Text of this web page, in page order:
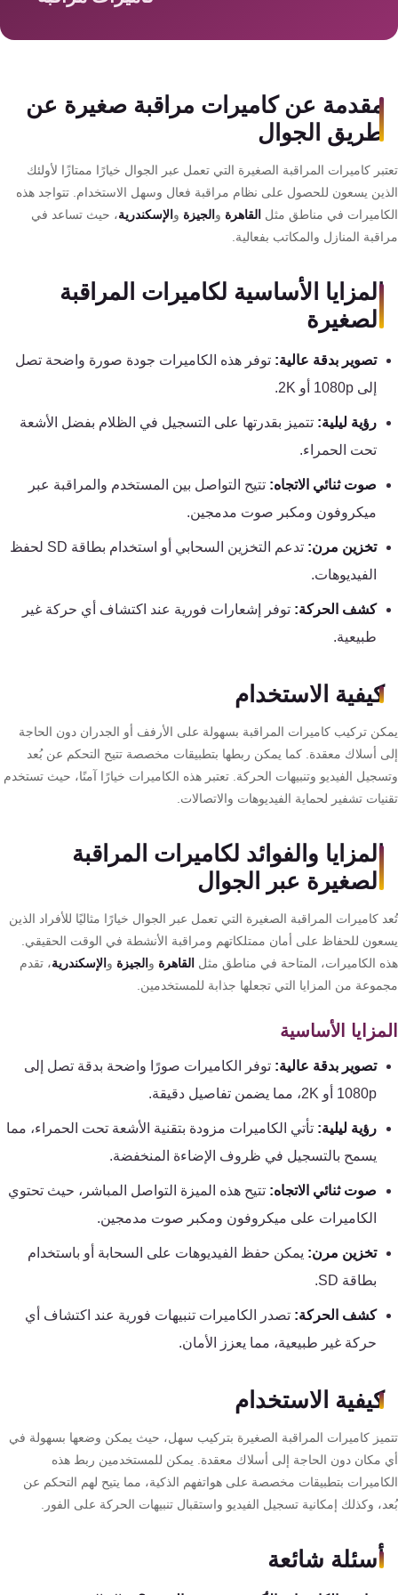
مقدمة عن كاميرات مراقبة صغيرة عن
طريق الجوال
كاميرات المراقبة الصغيرة التي تعمل عبر الجوال خيارًا ممتازًا لأولئك
يسعون للحصول على نظام مراقبة فعال وسهل الاستخدام. تتواجد هذه
في مناطق مثلالقاهرةو الجيزةو الإسكندرية ، حيث تساعد في
المنازل والمكاتب بفعالية.
المزايا الأساسية لكاميرات المراقبة
الصغيرة
تصوير بدقة عالية:توفر هذه الكاميرات جودة صورة واضحة تصل
إلى 1080p أو 2K.
رؤية ليلية:تتميز بقدرتها على التسجيل في الظلام بفضل الأشعة
تحت الحمراء.
صوت ثنائي الاتجاه:تتيح التواصل بين المستخدم والمراقبة عبر
ميكروفون ومكبر صوت مدمجين.
تخزين مرن:
تدعم التخزين السحابي أو استخدام بطاقة SD لحفظ
الفيديوهات.
كشف الحركة:توفر إشعارات فورية عند اكتشاف أي حركة غير
طبيعية.
كيفية الاستخدام
تركيب كاميرات المراقبة بسهولة على الأرفف أو الجدران دون الحاجة
أسلاك معقدة. كما يمكن ربطها بتطبيقات مخصصة تتيح التحكم عن بُعد
الفيديو وتنبيهات الحركة. تعتبر هذه الكاميرات خيارًا آمنًا، حيث تستخدم
تشفير لحماية الفيديوهات والاتصالات.
المزايا والفوائد لكاميرات المراقبة
الصغيرة عبر الجوال
كاميرات المراقبة الصغيرة التي تعمل عبر الجوال خيارًا مثاليًا للأفراد الذين
للحفاظ على أمان ممتلكاتهم ومراقبة الأنشطة في الوقت الحقيقي.
الكاميرات، المتاحة في مناطق مثلالقاهرةو الجيزةو الإسكندرية ، تقدم
من المزايا التي تجعلها جذابة للمستخدمين.
الأساسية
تصوير بدقة عالية:توفر الكاميرات صورًا واضحة بدقة تصل إلى
1080p أو 2K، مما يضمن تفاصيل دقيقة.
رؤية ليلية:تأتي الكاميرات مزودة بتقنية الأشعة تحت الحمراء، مما
يسمح بالتسجيل في ظروف الإضاءة المنخفضة.
صوت ثنائي الاتجاه:تتيح هذه الميزة التواصل المباشر، حيث تحتوي
الكاميرات على ميكروفون ومكبر صوت مدمجين.
تخزين مرن:يمكن حفظ الفيديوهات على السحابة أو باستخدام
بطاقة SD.
كشف الحركة:تصدر الكاميرات تنبيهات فورية عند اكتشاف أي
حركة غير طبيعية، مما يعزز الأمان.
كيفية الاستخدام
كاميرات المراقبة الصغيرة بتركيب سهل، حيث يمكن وضعها بسهولة في
مكان دون الحاجة إلى أسلاك معقدة. يمكن للمستخدمين ربط هذه
بتطبيقات مخصصة على هواتفهم الذكية، مما يتيح لهم التحكم عن
وكذلك إمكانية تسجيل الفيديو واستقبال تنبيهات الحركة على الفور.
أسئلة شائعة
هوم
سيستم
أمنية
للشركات
والمصانع
جهاز
بصمة
الحضور
والانصراف
شبكات
المحمول
والانترنت
أنظمة
إنذار
السرقة
أنظمة
إنذار
الحريق
أكسيس